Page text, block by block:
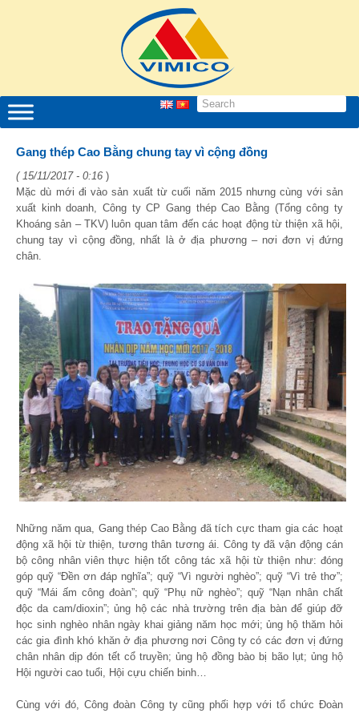
Gang thép Cao Bằng chung tay vì cộng đồng
( 15/11/2017 - 0:16 )
Mặc dù mới đi vào sản xuất từ cuối năm 2015 nhưng cùng với sản
xuất kinh doanh, Công ty CP Gang thép Cao Bằng (Tổng công ty
Khoáng sản – TKV) luôn quan tâm đến các hoạt động từ thiện xã hội,
chung tay vì cộng đồng, nhất là ở địa phương – nơi đơn vị đứng
chân.
Những năm qua, Gang thép Cao Bằng đã tích cực tham gia các hoạt
động xã hội từ thiện, tương thân tương ái. Công ty đã vận động cán
bộ công nhân viên thực hiện tốt công tác xã hội từ thiện như: đóng
góp quỹ “Đền ơn đáp nghĩa”; quỹ “Vì người nghèo”; quỹ “Vì trẻ thơ”;
quỹ “Mái ấm công đoàn”; quỹ “Phụ nữ nghèo”; quỹ “Nạn nhân chất
độc da cam/dioxin”; ủng hộ các nhà trường trên địa bàn để giúp đỡ
học sinh nghèo nhân ngày khai giảng năm học mới; ủng hộ thăm hỏi
các gia đình khó khăn ở địa phương nơi Công ty có các đơn vị đứng
chân nhân dịp đón tết cổ truyền; ủng hộ đồng bào bị bão lụt; ủng hộ
Hội người cao tuổi, Hội cựu chiến binh…
Cùng với đó, Công đoàn Công ty cũng phối hợp với tổ chức Đoàn